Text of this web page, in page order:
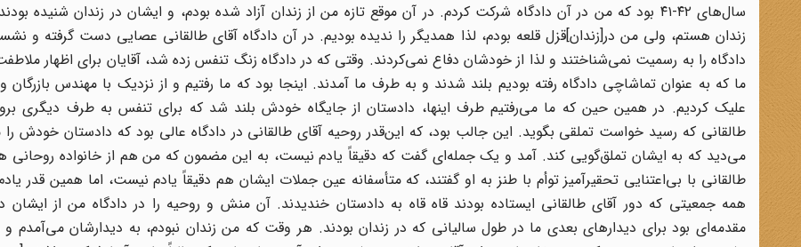
سال‌های ۴۲-۴۱ بود که من در آن دادگاه شرکت کردم. در آن موقع تازه من از زندان آزاد شده بودم، و ایشان در زندان شنیده
زندان هستم، ولی من در[زندان]قزل قلعه بودم، لذا همدیگر را ندیده بودیم. در آن دادگاه آقای طالقانی عصایی دست گرفته و
دادگاه را به رسمیت نمی‌شناختند و لذا از خودشان دفاع نمی‌کردند. وقتی که در دادگاه زنگ تنفس زده شد، آقایان برای اظهار
ما که به عنوان تماشاچی دادگاه رفته بودیم بلند شدند و به طرف ما آمدند. اینجا بود که ما رفتیم و از نزدیک با مهندس بازرگان و
علیک کردیم. در همین حین که ما می‌رفتیم طرف اینها، دادستان از جایگاه خودش بلند شد که برای تنفس به طرف دیگری
طالقانی که رسید خواست تملقی بگوید. این جالب بود، که این‌قدر روحیه آقای طالقانی در دادگاه عالی بود که دادستان خودش
می‌دید که به ایشان تملق‌گویی کند. آمد و یک جمله‌ای گفت که دقیقاً یادم نیست، به این مضمون که من هم از خانواده روحانی
طالقانی با بی‌اعتنایی تحقیرآمیز توأم با طنز به او گفتند، که متأسفانه عین جملات ایشان هم دقیقاً یادم نیست، اما همین قدر
همه جمعیتی که دور آقای طالقانی ایستاده بودند قاه قاه به دادستان خندیدند. آن منش و روحیه را در دادگاه من از ایشان
مقدمه‌ای بود برای دیدارهای بعدی ما در طول سالیانی که در زندان بودند. هر وقت که من زندان نبودم، به دیدارشان می‌آمدم و